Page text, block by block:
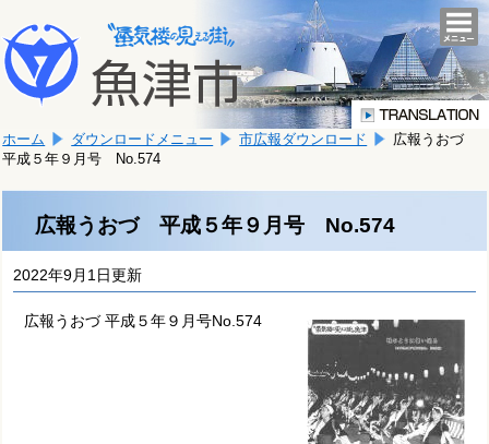
文
へ
移
ま
す。
こ
か
文
で
す。
ホーム ダウンロードメニュー 市広報ダウンロード
広報うおづ
平成５年９月号 No.574
広報うおづ 平成５年９月号 No.574
2022年9月1日更新
広報うおづ 平成５年９月号No.574